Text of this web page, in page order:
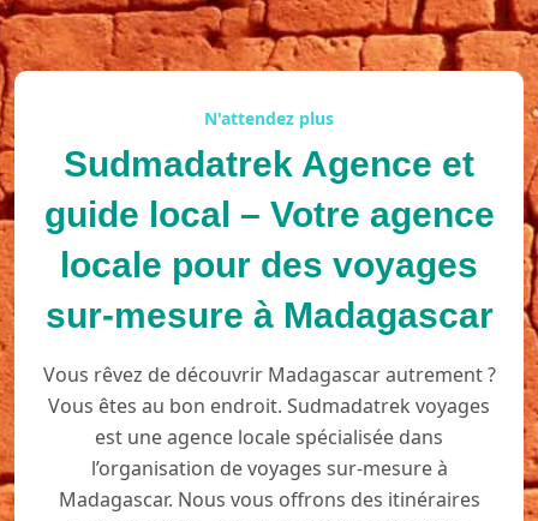
N'attendez plus
Sudmadatrek Agence et
guide local – Votre agence
locale pour des voyages
sur-mesure à Madagascar
Vous rêvez de découvrir Madagascar autrement ?
Vous êtes au bon endroit. Sudmadatrek voyages
est une agence locale spécialisée dans
l’organisation de voyages sur-mesure à
Madagascar. Nous vous offrons des itinéraires